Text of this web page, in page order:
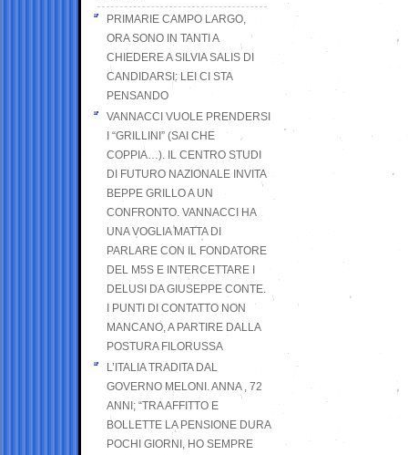
PRIMARIE CAMPO LARGO,
ORA SONO IN TANTI A
CHIEDERE A SILVIA SALIS DI
CANDIDARSI: LEI CI STA
PENSANDO
VANNACCI VUOLE PRENDERSI
I “GRILLINI” (SAI CHE
COPPIA…). IL CENTRO STUDI
DI FUTURO NAZIONALE INVITA
BEPPE GRILLO A UN
CONFRONTO. VANNACCI HA
UNA VOGLIA MATTA DI
PARLARE CON IL FONDATORE
DEL M5S E INTERCETTARE I
DELUSI DA GIUSEPPE CONTE.
I PUNTI DI CONTATTO NON
MANCANO, A PARTIRE DALLA
POSTURA FILORUSSA
L’ITALIA TRADITA DAL
GOVERNO MELONI. ANNA , 72
ANNI; “TRA AFFITTO E
BOLLETTE LA PENSIONE DURA
POCHI GIORNI, HO SEMPRE